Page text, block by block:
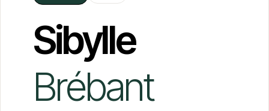
Sibylle
Brébant